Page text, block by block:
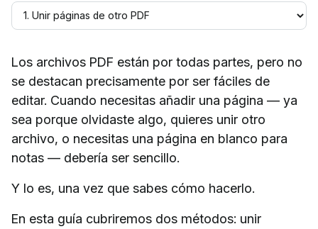
Los archivos PDF están por todas partes, pero no
se destacan precisamente por ser fáciles de
editar. Cuando necesitas añadir una página — ya
sea porque olvidaste algo, quieres unir otro
archivo, o necesitas una página en blanco para
notas — debería ser sencillo.
Y lo es, una vez que sabes cómo hacerlo.
En esta guía cubriremos dos métodos: unir